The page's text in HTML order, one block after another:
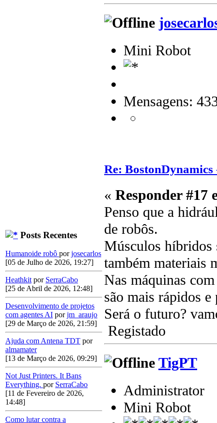
Posts Recentes
Humanoide robô porjosecarlos
[05 de Julho de 2026, 19:27]
Heathkit por SerraCabo
[25 de Abril de 2026, 12:48]
Desenvolvimento de projetos
com agentes AI porjm_araujo
[29 de Março de 2026, 21:59]
Ajuda com Antena TDT por
almamater
[13 de Março de 2026, 09:29]
Not Just Printers. It Bans
Everything. por SerraCabo
[11 de Fevereiro de 2026,
14:48]
Como lutar contra a
Mini Robot
Mensagens:
Re:
« Responder #17
Penso que a
de robôs.
Músculos híbridos
também materiais
Nas máquinas
são mais rápidos e
Será o futuro?
Registado
TigPT
Administrator
Mini Robot